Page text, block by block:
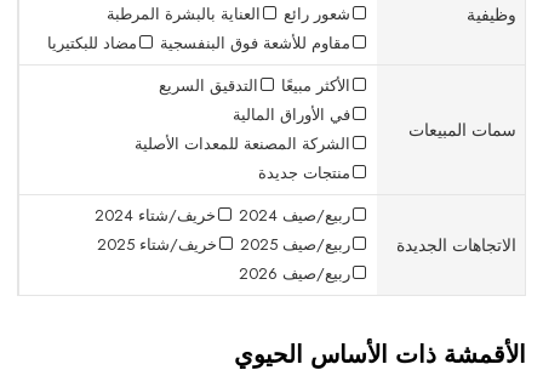
وظيفية
شعور رائع
العناية بالبشرة المرطبة
مقاوم للأشعة فوق البنفسجية
مضاد للبكتيريا
سمات المبيعات
الأكثر مبيعًا
التدقيق السريع
في الأوراق المالية
الشركة المصنعة للمعدات الأصلية
منتجات جديدة
الاتجاهات الجديدة
ربيع/صيف 2024
خريف/شتاء 2024
ربيع/صيف 2025
خريف/شتاء 2025
ربيع/صيف 2026
الأقمشة ذات الأساس الحيوي